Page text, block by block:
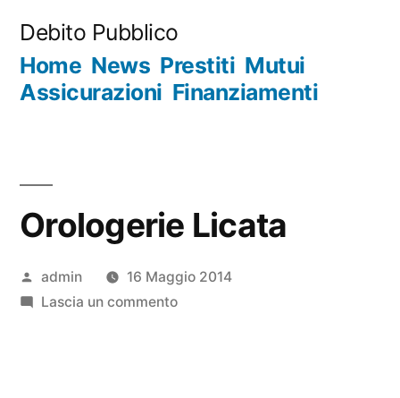
contenuto
Debito Pubblico
Home News Prestiti Mutui
Assicurazioni Finanziamenti
Orologerie Licata
Pubblicato
da
admin
16 Maggio 2014
Lascia un commentosu